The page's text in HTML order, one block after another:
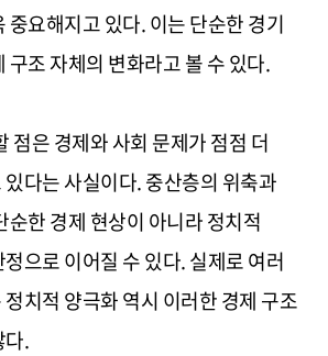
중요해지고 있다. 이는 단순한 경기
구조 자체의 변화라고 볼 수 있다.
점은 경제와 사회 문제가 점점 더
다는 사실이다. 중산층의 위축과
순한 경제 현상이 아니라 정치적
으로 이어질 수 있다. 실제로 여러
치적 양극화 역시 이러한 경제 구조
다.